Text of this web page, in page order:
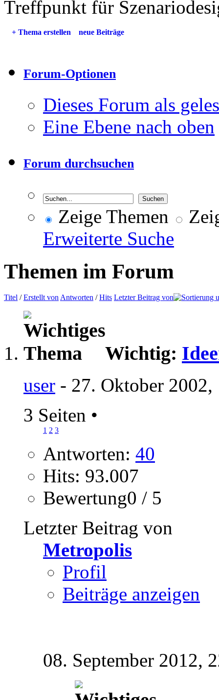
Treffpunkt für
+ Thema erstellen neue Beiträge
Forum-Optionen
Dieses Forum als
Eine Ebene nach oben
Forum durchsuchen
Zeige Themen
Erweiterte Suche
Themen im Forum
Titel /Erstellt von Antworten /Hits Letzter Beitrag von
Wichtig:
user - 27. Oktober
3 Seiten •
1 2 3
Antworten: 40
Hits: 93.007
Bewertung0 / 5
Letzter Beitrag von
Metropolis
Profil
Beiträge anzeigen
08. September 2012,